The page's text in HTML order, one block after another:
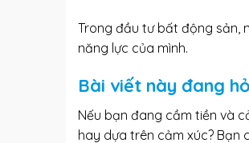
Trong đầu tư bất động sản,
năng lực của mình.
Bài viết này đang
Nếu bạn đang cầm tiền và
hay dựa trên cảm xúc? Bạn